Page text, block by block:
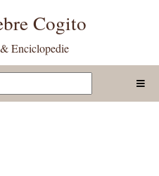
Cogito
Enciclopedie